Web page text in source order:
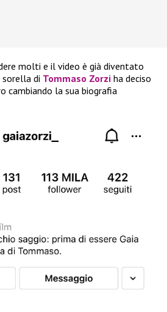
molti e il video è già diventato
sorella di Tommaso Zorzi ha deciso
cambiando la sua biografia